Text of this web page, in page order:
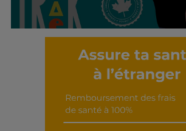
Découvrir cet interview